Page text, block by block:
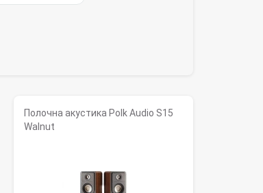
Полочна акустика Polk Audio S15
Walnut